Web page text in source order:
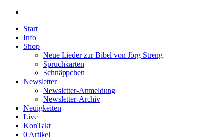
Start
Info
Shop
Neue Lieder zur Bibel von Jörg Streng
Spruchkarten
Schnäppchen
Newsletter
Newsletter-Anmeldung
Newsletter-Archiv
Neuigkeiten
Live
KonTakt
0 Artikel